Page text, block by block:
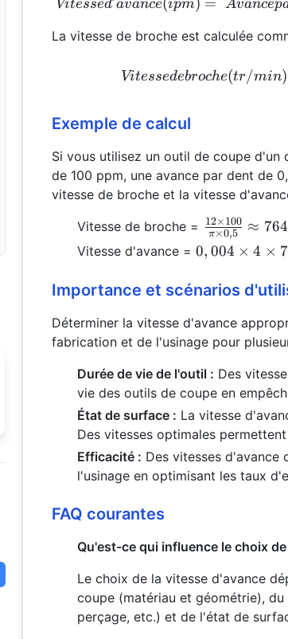
Vitessed avance ipm Avancep
La vitesse de broche est calculée
Vitessedebroche(tr/min)
Exemple de calcul
Si vous utilisez un outil de coupe
de 100 ppm, une avance par dent de
vitesse de broche et la vitesse
Vitesse de broche = \frac{12
\times 100}
{\pi \times
0,5} \approx
764,54 \,
\text {tr/
π×0,5
12×100 ≈ 764
Vitesse d'avance =0,004
\times
\approx
12,072 \,
0, 004 × 4 ×
Importance et scénarios
Déterminer la vitesse d'avance
fabrication et de l'usinage pour
Durée de vie de l'outil : Des
vie des outils de coupe en
État de surface : La vitesse
Des vitesses optimales
Efficacité : Des vitesses
l'usinage en optimisant les taux
FAQ courantes
Qu'est-ce qui influence le choix
Le choix de la vitesse d'avance
coupe (matériau et géométrie),
perçage, etc.) et de l'état de